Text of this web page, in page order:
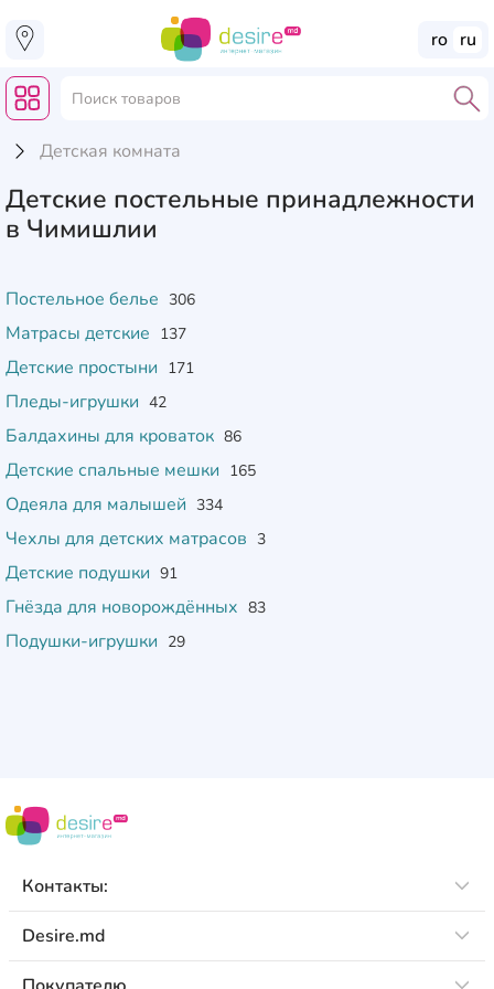
ro ru
Детская комната
Детские постельные принадлежности
в Чимишлии
Постельное белье 306
Матрасы детские 137
Детские простыни 171
Пледы-игрушки 42
Балдахины для кроваток 86
Детские спальные мешки 165
Одеяла для малышей 334
Чехлы для детских матрасов 3
Детские подушки 91
Гнёзда для новорождённых 83
Подушки-игрушки 29
Контакты:
Desire.md